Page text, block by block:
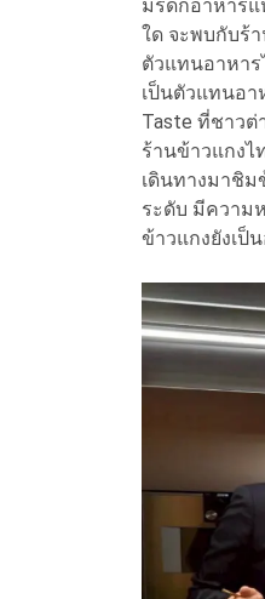
มรดกอาหารแ
ใด จะพบกับร้
ตัวแทนอาหาร
เป็นตัวแทนอา
Taste ที่ชาว
ร้านข้าวแกงไ
เดินทางมาชิม
ระดับ มีความ
ข้าวแกงยังเป็